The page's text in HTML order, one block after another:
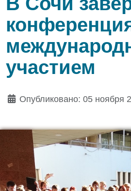
участием
Опубликовано: 05 ноября